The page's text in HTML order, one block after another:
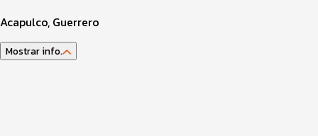
Acapulco, Guerrero
Mostrar info.